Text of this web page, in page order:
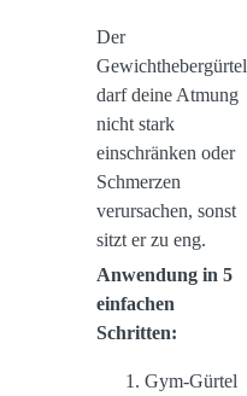
Der
Gewichthebergürtel
darf deine Atmung
nicht stark
einschränken oder
Schmerzen
verursachen, sonst
sitzt er zu eng.
Anwendung in 5
einfachen
Schritten:
Gym-Gürtel